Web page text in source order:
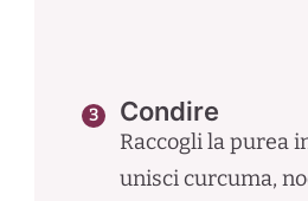
Condire
Raccogli la purea
unisci curcuma,